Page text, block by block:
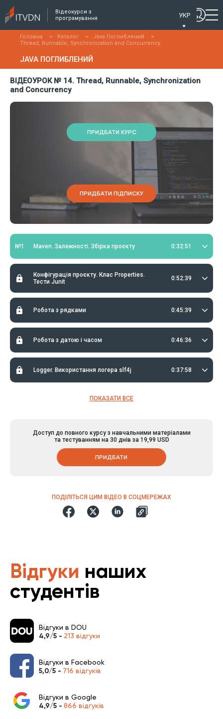
Відеокурси з
програмування
УКР
Головна > Каталог > Java Поглиблений
>
Thread, Runnable, Synchronization and Concurrency
JAVA ПОГЛИБЛЕНИЙ
ВІДЕОУРОК № 14. Thread, Runnable, Synchronization
and Concurrency
ПРИДБАТИ КУРС
ПРИДБАТИ ПІДПИСКУ
№1 Maven. Залежності. Збірка проєкту 0:32:51
Конфігурація проєкту. Клас Properties.
Тести Junit
0:52:39
Робота з рядками 0:45:39
Робота з датою і часом 0:46:36
Logger. Використання логера slf4j 0:37:58
ПОКАЗАТИ ВСЕ
ПОДІЛІТЬСЯ ЦИМ ВІДЕО В СОЦМЕРЕЖАХ
Доступ до повного курсу з навчальними матеріалами
та тестуванням на 30 днів за 19,99 USD
ПРИДБАТИ
Відгуки наших
студентів
Відгуки в DOU
4,9/5 - 213 відгуки
Відгуки в Facebook
5,0/5 - 716 відгуків
Відгуки в Google
4,9/5 - 866 відгуків